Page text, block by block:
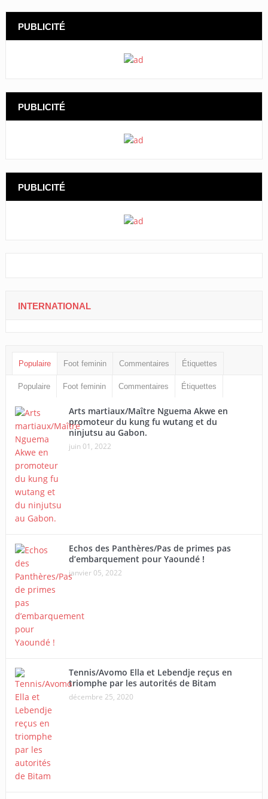
PUBLICITÉ
PUBLICITÉ
PUBLICITÉ
INTERNATIONAL
Populaire Foot feminin Commentaires Étiquettes
Populaire Foot feminin Commentaires Étiquettes
Arts martiaux/Maître Nguema Akwe en
promoteur du kung fu wutang et du
ninjutsu au Gabon.
juin 01, 2022
Echos des Panthères/Pas de primes pas
d’embarquement pour Yaoundé !
janvier 05, 2022
Tennis/Avomo Ella et Lebendje reçus en
triomphe par les autorités de Bitam
décembre 25, 2020